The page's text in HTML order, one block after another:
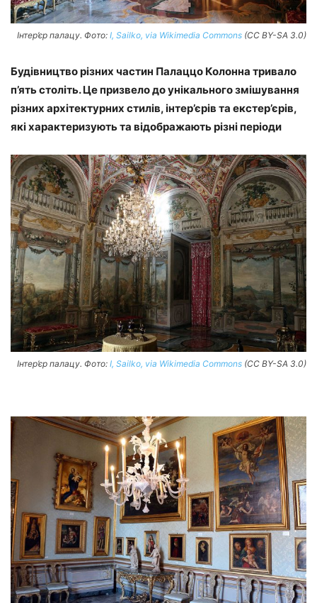
Інтер’єр палацу. Фото: I, Sailko, via Wikimedia Commons (CC BY-SA 3.0)
Будівництво різних частин Палаццо Колонна тривало
п’ять століть. Це призвело до унікального змішування
різних архітектурних стилів, інтер’єрів та екстер’єрів,
які характеризують та відображають різні періоди
Інтер’єр палацу. Фото: I, Sailko, via Wikimedia Commons (CC BY-SA 3.0)